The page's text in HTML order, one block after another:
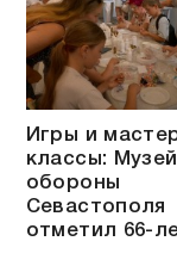
Игры и
классы: Музей
обороны
Севастополя
отметил 66-